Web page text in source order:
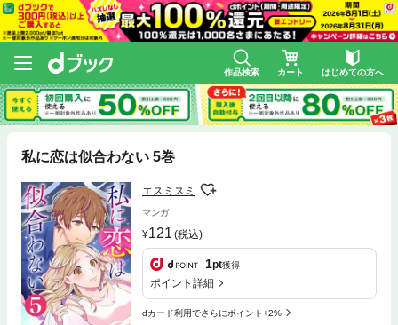
作品検索 カート はじめての方へ
私に恋は似合わない 5巻
エスミスミ
マンガ
121 (税込)
1pt獲得
ポイント詳細
dカード利用でさらにポイント+2%